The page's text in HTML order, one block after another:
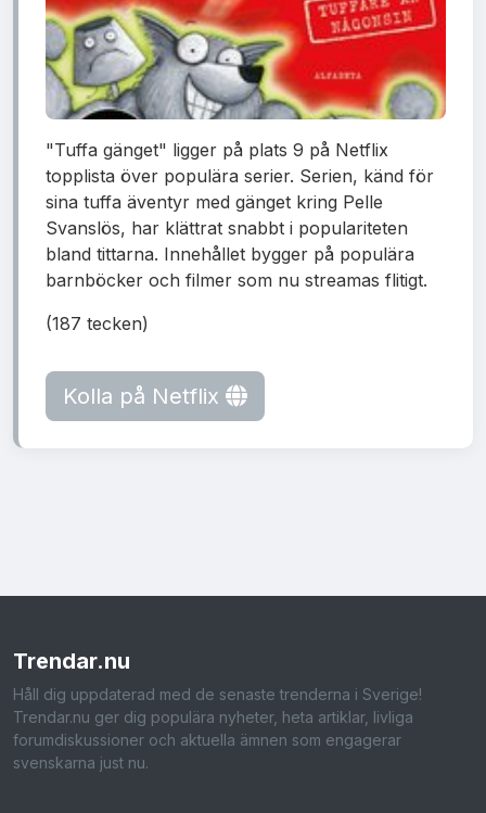
"Tuffa gänget" ligger på plats 9 på Netflix
topplista över populära serier. Serien, känd för
sina tuffa äventyr med gänget kring Pelle
Svanslös, har klättrat snabbt i populariteten
bland tittarna. Innehållet bygger på populära
barnböcker och filmer som nu streamas flitigt.
(187 tecken)
Kolla på Netflix
Trendar.nu
Håll dig uppdaterad med de senaste trenderna i Sverige!
Trendar.nu ger dig populära nyheter, heta artiklar, livliga
forumdiskussioner och aktuella ämnen som engagerar
svenskarna just nu.